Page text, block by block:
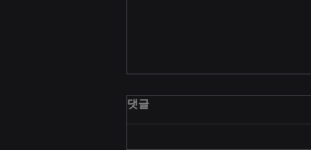
TOP 8 Technology Tredns
블로그 게시물 부제를 추가하여 몇
댓글